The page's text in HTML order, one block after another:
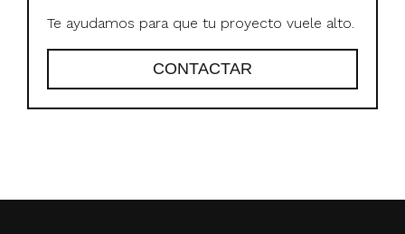
Te ayudamos para que tu proyecto vuele alto.
CONTACTAR